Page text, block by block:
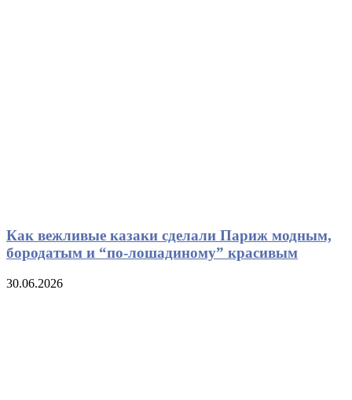
Как вежливые казаки сделали Париж модным,
бородатым и “по-лошадиному” красивым
30.06.2026